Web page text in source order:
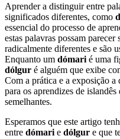
Aprender a distinguir entre
significados diferentes, como
essencial do processo de
estas palavras possam
radicalmente diferentes e são
Enquanto um dómari é uma
dólgur é alguém que exibe
Com a prática e a exposição
para os aprendizes de
semelhantes.
Esperamos que este artigo
entre dómari e dólgur e que